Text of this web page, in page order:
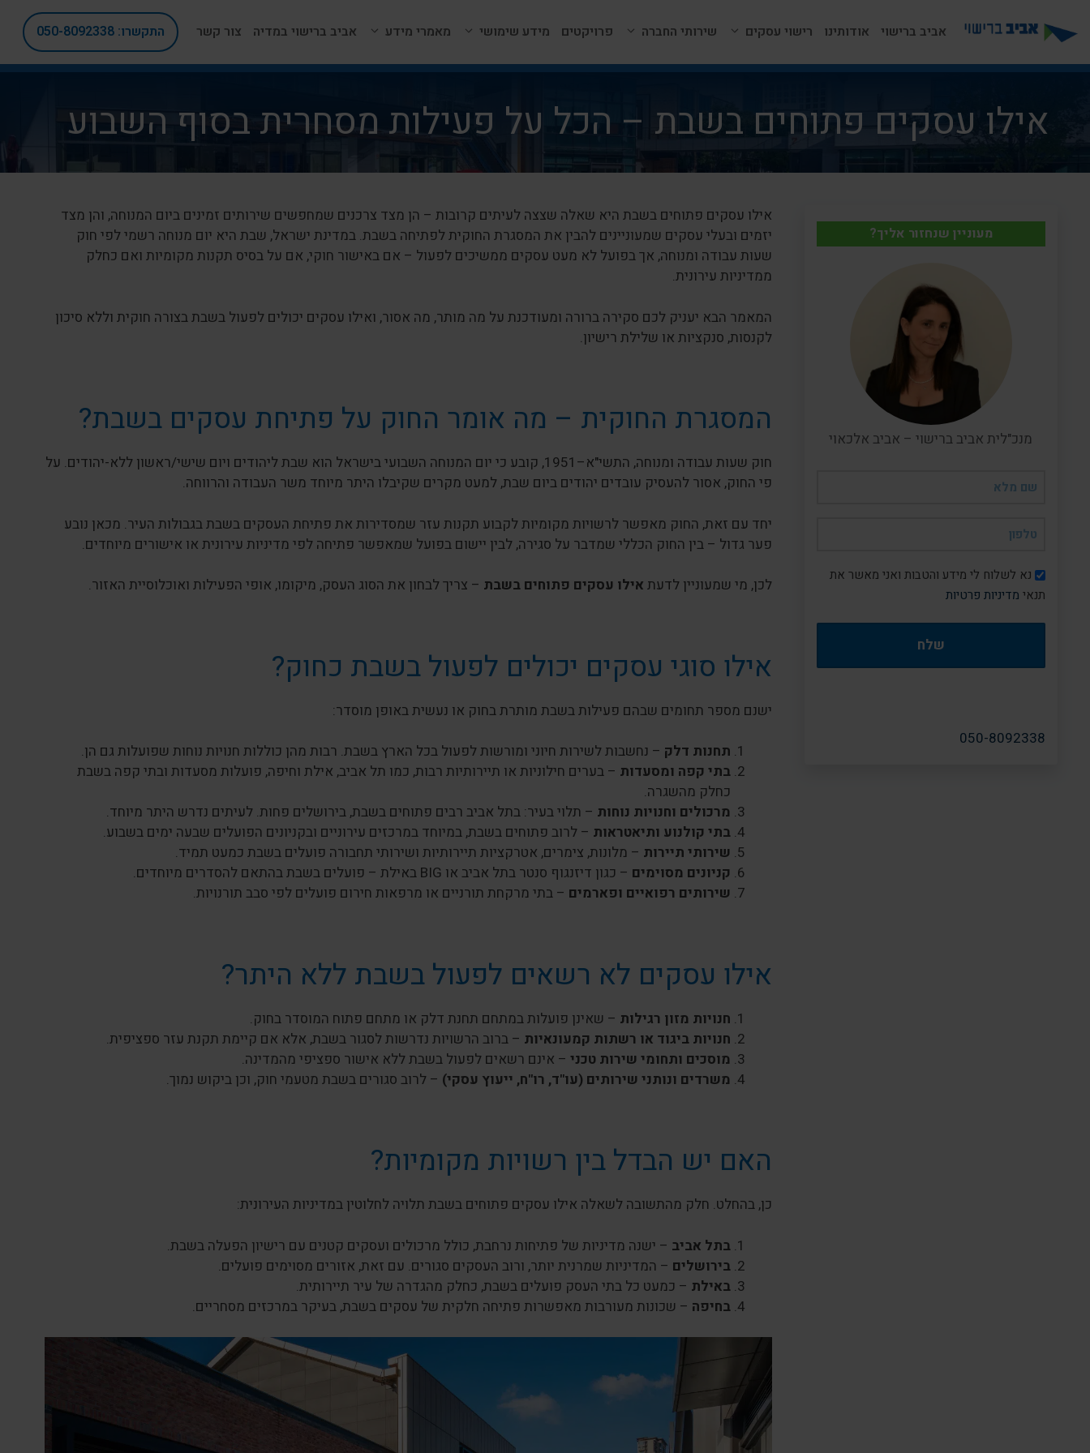
לתוכן
אביב ברישוי אודותינו רישוי עסקים שירותי החברה פרויקטים מידע שימושי מאמרי מידע אביב ברישוי במדיה צור קשר התקשרו: 050-8092338
אילו עסקים פתוחים בשבת – הכל על פעילות מסחרית בסוף השבוע
אילו עסקים פתוחים בשבת היא שאלה שצצה לעיתים קרובות – הן מצד צרכנים שמחפשים שירותים זמינים ביום המנוחה, והן מצד
יזמים ובעלי עסקים שמעוניינים להבין את המסגרת החוקית לפתיחה בשבת. במדינת ישראל, שבת היא יום מנוחה רשמי לפי חוק
שעות עבודה ומנוחה, אך בפועל לא מעט עסקים ממשיכים לפעול – אם באישור חוקי, אם על בסיס תקנות מקומיות ואם כחלק
ממדיניות עירונית.
המאמר הבא יעניק לכם סקירה ברורה ומעודכנת על מה מותר, מה אסור, ואילו עסקים יכולים לפעול בשבת בצורה חוקית וללא סיכון
לקנסות, סנקציות או שלילת רישיון.
המסגרת החוקית – מה אומר החוק על פתיחת עסקים בשבת?
חוק שעות עבודה ומנוחה, התשי"א–1951, קובע כי יום המנוחה השבועי בישראל הוא שבת ליהודים ויום שישי/ראשון ללא-יהודים. על
פי החוק, אסור להעסיק עובדים יהודים ביום שבת, למעט מקרים שקיבלו היתר מיוחד משר העבודה והרווחה.
יחד עם זאת, החוק מאפשר לרשויות מקומיות לקבוע תקנות עזר שמסדירות את פתיחת העסקים בשבת בגבולות העיר. מכאן נובע
פער גדול – בין החוק הכללי שמדבר על סגירה, לבין יישום בפועל שמאפשר פתיחה לפי מדיניות עירונית או אישורים מיוחדים.
לכן, מי שמעוניין לדעת אילו עסקים פתוחים בשבת – צריך לבחון את הסוג העסק, מיקומו, אופי הפעילות ואוכלוסיית האזור.
אילו סוגי עסקים יכולים לפעול בשבת כחוק?
ישנם מספר תחומים שבהם פעילות בשבת מותרת בחוק או נעשית באופן מוסדר:
תחנות דלק – נחשבות לשירות חיוני ומורשות לפעול בכל הארץ בשבת. רבות מהן כוללות חנויות נוחות שפועלות גם הן.
בתי קפה ומסעדות – בערים חילוניות או תיירותיות רבות, כמו תל אביב, אילת וחיפה, פועלות מסעדות ובתי קפה בשבת
כחלק מהשגרה.
מרכולים וחנויות נוחות – תלוי בעיר: בתל אביב רבים פתוחים בשבת, בירושלים פחות. לעיתים נדרש היתר מיוחד.
בתי קולנוע ותיאטראות – לרוב פתוחים בשבת, במיוחד במרכזים עירוניים ובקניונים הפועלים שבעה ימים בשבוע.
שירותי תיירות – מלונות, צימרים, אטרקציות תיירותיות ושירותי תחבורה פועלים בשבת כמעט תמיד.
קניונים מסוימים – כגון דיזנגוף סנטר בתל אביב או BIG באילת – פועלים בשבת בהתאם להסדרים מיוחדים.
שירותים רפואיים ופארמים – בתי מרקחת תורניים או מרפאות חירום פועלים לפי סבב תורנויות.
אילו עסקים לא רשאים לפעול בשבת ללא היתר?
חנויות מזון רגילות – שאינן פועלות במתחם תחנת דלק או מתחם פתוח המוסדר בחוק.
חנויות ביגוד או רשתות קמעונאיות – ברוב הרשויות נדרשות לסגור בשבת, אלא אם קיימת תקנת עזר ספציפית.
מוסכים ותחומי שירות טכני – אינם רשאים לפעול בשבת ללא אישור ספציפי מהמדינה.
משרדים ונותני שירותים (עו"ד, רו"ח, ייעוץ עסקי) – לרוב סגורים בשבת מטעמי חוק, וכן ביקוש נמוך.
האם יש הבדל בין רשויות מקומיות?
כן, בהחלט. חלק מהתשובה לשאלה אילו עסקים פתוחים בשבת תלויה לחלוטין במדיניות העירונית:
בתל אביב – ישנה מדיניות של פתיחות נרחבת, כולל מרכולים ועסקים קטנים עם רישיון הפעלה בשבת.
בירושלים – המדיניות שמרנית יותר, ורוב העסקים סגורים. עם זאת, אזורים מסוימים פועלים.
באילת – כמעט כל בתי העסק פועלים בשבת, כחלק מהגדרה של עיר תיירותית.
בחיפה – שכונות מעורבות מאפשרות פתיחה חלקית של עסקים בשבת, בעיקר במרכזים מסחריים.
מעוניין שנחזור אליך?
מנכ"לית אביב ברישוי – אביב אלכאוי
דיוורנא לשלוח לי מידע והטבות ואני מאשר את
תנאי מדיניות פרטיות
050-8092338